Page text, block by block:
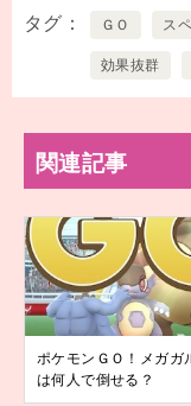
タグ ＧＯ ス
効果抜群
関連記事
ポケモンＧＯ！メガガ
は何人で倒せる？